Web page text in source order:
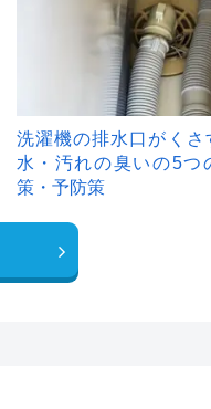
洗濯機の排水口がくさ
水・汚れの臭いの5つ
策・予防策